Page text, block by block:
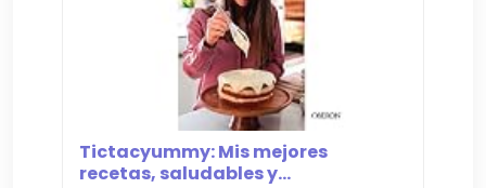
Tictacyummy: Mis mejores
recetas, saludables y...